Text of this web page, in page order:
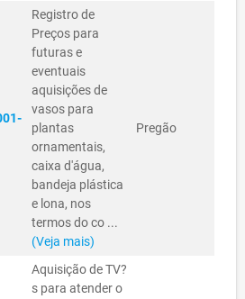
Registro de
Preços para
futuras e
eventuais
aquisições de
vasos para
plantas
ornamentais,
caixa d'água,
bandeja plástica
e lona, nos
termos do co ...
(Veja mais)
Pregão
Aquisição de TV?
s para atender o